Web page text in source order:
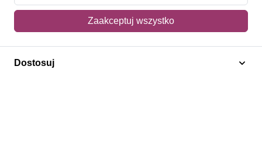
Mój koszyk
Adres dostawy
Polecamy
Zaakceptuj wszystko
Dostosuj